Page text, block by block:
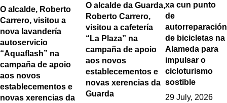
O alcalde, Roberto
Carrero, visitou a
nova lavandería
autoservicio
“Aquaflash” na
campaña de apoio
aos novos
establecementos e
novas xerencias da
O alcalde da Guarda,
Roberto Carrero,
visitou a cafetería
“La Plaza” na
campaña de apoio
aos novos
establecementos e
novas xerencias da
Guarda
xa cun punto
de
autorreparación
de bicicletas na
Alameda para
impulsar o
cicloturismo
sostible
29 July, 2026